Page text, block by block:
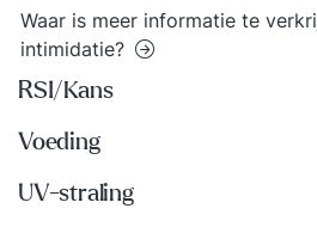
Waar is meer informatie te
intimidatie?
RSI/Kans
Voeding
UV-straling